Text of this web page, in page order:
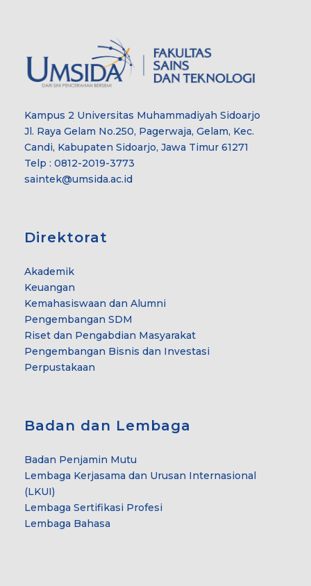
Kampus 2 Universitas Muhammadiyah Sidoarjo
Jl. Raya Gelam No.250, Pagerwaja, Gelam, Kec.
Candi, Kabupaten Sidoarjo, Jawa Timur 61271
Telp : 0812-2019-3773
saintek@umsida.ac.id
Direktorat
Akademik
Keuangan
Kemahasiswaan dan Alumni
Pengembangan SDM
Riset dan Pengabdian Masyarakat
Pengembangan Bisnis dan Investasi
Perpustakaan
Badan dan Lembaga
Badan Penjamin Mutu
Lembaga Kerjasama dan Urusan Internasional
(LKUI)
Lembaga Sertifikasi Profesi
Lembaga Bahasa